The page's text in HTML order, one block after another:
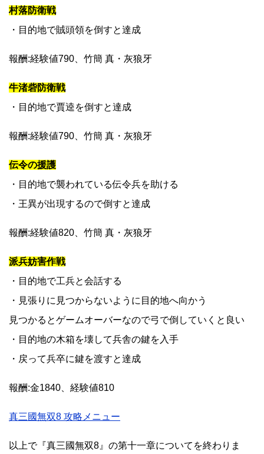
村落防衛戦
・目的地で賊頭領を倒すと達成
報酬:経験値790、竹簡 真・灰狼牙
牛渚砦防衛戦
・目的地で賈逵を倒すと達成
報酬:経験値790、竹簡 真・灰狼牙
伝令の援護
・目的地で襲われている伝令兵を助ける
・王異が出現するので倒すと達成
報酬:経験値820、竹簡 真・灰狼牙
派兵妨害作戦
・目的地で工兵と会話する
・見張りに見つからないように目的地へ向かう
見つかるとゲームオーバーなので弓で倒していくと良い
・目的地の木箱を壊して兵舎の鍵を入手
・戻って兵卒に鍵を渡すと達成
報酬:金1840、経験値810
真三國無双8 攻略メニュー
以上で『真三國無双8』の第十一章についてを終わりま